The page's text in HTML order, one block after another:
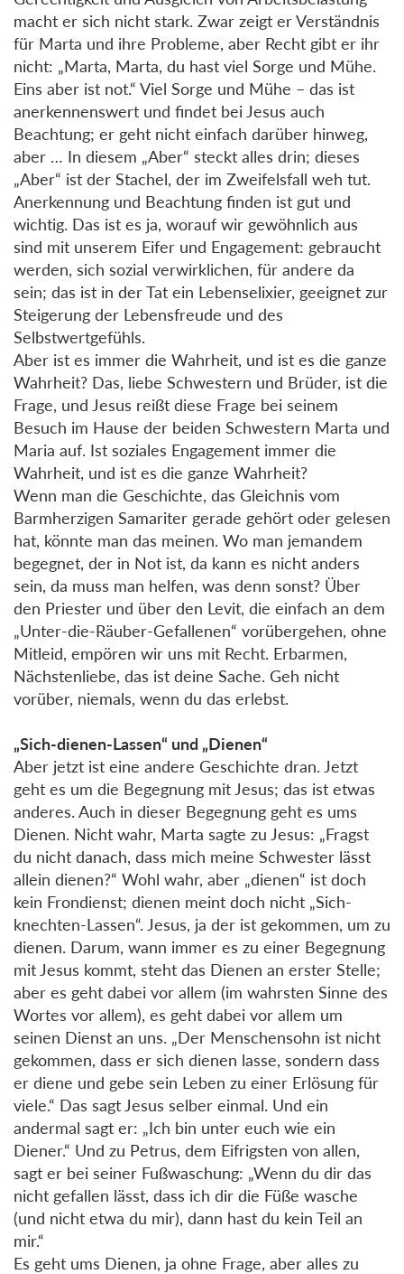
macht er sich nicht stark. Zwar zeigt er Verständnis
für Marta und ihre Probleme, aber Recht gibt er ihr
nicht: „Marta, Marta, du hast viel Sorge und Mühe.
Eins aber ist not.“ Viel Sorge und Mühe – das ist
anerkennenswert und findet bei Jesus auch
Beachtung; er geht nicht einfach darüber hinweg,
aber … In diesem „Aber“ steckt alles drin; dieses
„Aber“ ist der Stachel, der im Zweifelsfall weh tut.
Anerkennung und Beachtung finden ist gut und
wichtig. Das ist es ja, worauf wir gewöhnlich aus
sind mit unserem Eifer und Engagement: gebraucht
werden, sich sozial verwirklichen, für andere da
sein; das ist in der Tat ein Lebenselixier, geeignet zur
Steigerung der Lebensfreude und des
Selbstwertgefühls.
Aber ist es immer die Wahrheit, und ist es die ganze
Wahrheit? Das, liebe Schwestern und Brüder, ist die
Frage, und Jesus reißt diese Frage bei seinem
Besuch im Hause der beiden Schwestern Marta und
Maria auf. Ist soziales Engagement immer die
Wahrheit, und ist es die ganze Wahrheit?
Wenn man die Geschichte, das Gleichnis vom
Barmherzigen Samariter gerade gehört oder gelesen
hat, könnte man das meinen. Wo man jemandem
begegnet, der in Not ist, da kann es nicht anders
sein, da muss man helfen, was denn sonst? Über
den Priester und über den Levit, die einfach an dem
„Unter-die-Räuber-Gefallenen“ vorübergehen, ohne
Mitleid, empören wir uns mit Recht. Erbarmen,
Nächstenliebe, das ist deine Sache. Geh nicht
vorüber, niemals, wenn du das erlebst.
„Sich-dienen-Lassen“ und „Dienen“
Aber jetzt ist eine andere Geschichte dran. Jetzt
geht es um die Begegnung mit Jesus; das ist etwas
anderes. Auch in dieser Begegnung geht es ums
Dienen. Nicht wahr, Marta sagte zu Jesus: „Fragst
du nicht danach, dass mich meine Schwester lässt
allein dienen?“ Wohl wahr, aber „dienen“ ist doch
kein Frondienst; dienen meint doch nicht „Sich-
knechten-Lassen“. Jesus, ja der ist gekommen, um zu
dienen. Darum, wann immer es zu einer Begegnung
mit Jesus kommt, steht das Dienen an erster Stelle;
aber es geht dabei vor allem (im wahrsten Sinne des
Wortes vor allem), es geht dabei vor allem um
seinen Dienst an uns. „Der Menschensohn ist nicht
gekommen, dass er sich dienen lasse, sondern dass
er diene und gebe sein Leben zu einer Erlösung für
viele.“ Das sagt Jesus selber einmal. Und ein
andermal sagt er: „Ich bin unter euch wie ein
Diener.“ Und zu Petrus, dem Eifrigsten von allen,
sagt er bei seiner Fußwaschung: „Wenn du dir das
nicht gefallen lässt, dass ich dir die Füße wasche
(und nicht etwa du mir), dann hast du kein Teil an
mir.“
Es geht ums Dienen, ja ohne Frage, aber alles zu